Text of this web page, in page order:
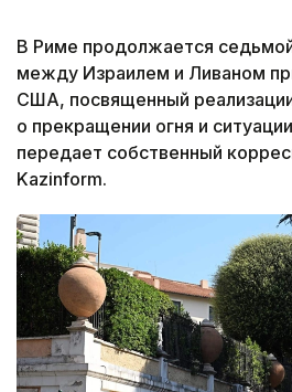
В Риме продолжается
между Израилем и Ливаном
США, посвященный
о прекращении огня и
передает собственный
Kazinform.